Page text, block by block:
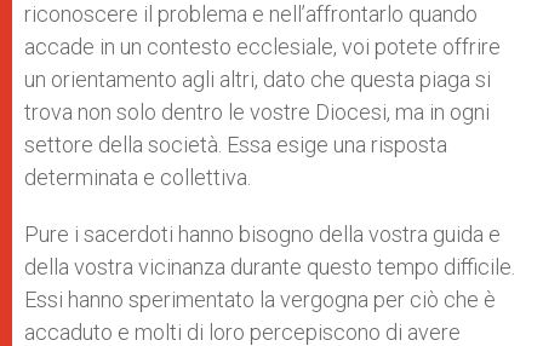
riconoscere il problema e nell’affrontarlo quando
accade in un contesto ecclesiale, voi potete offrire
un orientamento agli altri, dato che questa piaga si
trova non solo dentro le vostre Diocesi, ma in ogni
settore della società. Essa esige una risposta
determinata e collettiva.
Pure i sacerdoti hanno bisogno della vostra guida e
della vostra vicinanza durante questo tempo difficile.
Essi hanno sperimentato la vergogna per ciò che è
accaduto e molti di loro percepiscono di avere